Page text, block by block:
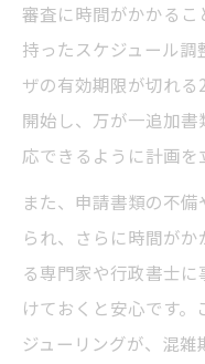
審査に時間がかかるこ
持ったスケジュール調
ザの有効期限が切れ
開始し、万が一追加
応できるように計画を
また、申請書類の不
られ、さらに時間が
る専門家や行政書士
けておくと安心です
ジューリングが、混